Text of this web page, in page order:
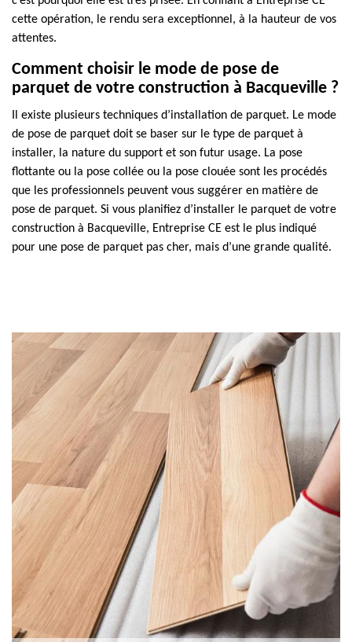
cette opération, le rendu sera exceptionnel, à la hauteur de vos
attentes.
Comment choisir le mode de pose de
parquet de votre construction à Bacqueville ?
Il existe plusieurs techniques d’installation de parquet. Le mode
de pose de parquet doit se baser sur le type de parquet à
installer, la nature du support et son futur usage. La pose
flottante ou la pose collée ou la pose clouée sont les procédés
que les professionnels peuvent vous suggérer en matière de
pose de parquet. Si vous planifiez d’installer le parquet de votre
construction à Bacqueville, Entreprise CE est le plus indiqué
pour une pose de parquet pas cher, mais d’une grande qualité.